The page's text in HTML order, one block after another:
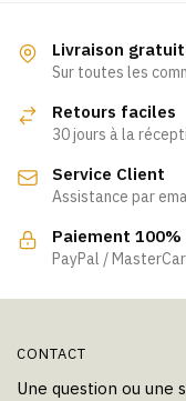
Livraison
Sur toutes les
Retours faciles
30 jours à la
Service Client
Assistance par
Paiement 100%
PayPal /
CONTACT
Une question ou une